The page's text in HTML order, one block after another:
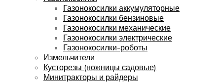
Газонокосилки аккумуляторные
Газонокосилки бензиновые
Газонокосилки механические
Газонокосилки электрические
Газонокосилки-роботы
Измельчители
Кусторезы (ножницы садовые)
Минитракторы и райдеры